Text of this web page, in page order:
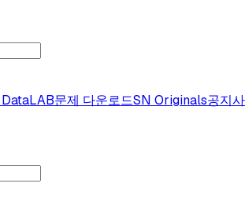
문제 다운로드SN Originals공지